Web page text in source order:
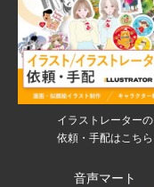
イラストレーターの
依頼・手配はこちら
音声マート